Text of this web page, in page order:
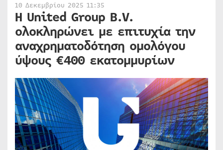
10 Δεκεμβρίου 2025 11:35
Η United Group B.V.
ολοκληρώνει με επιτυχία την
αναχρηματοδότηση ομολόγου
ύψους €400 εκατομμυρίων